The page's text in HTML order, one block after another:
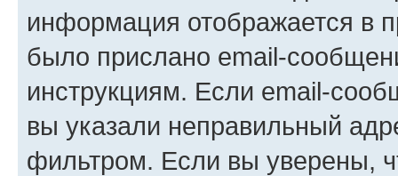
информация отображается в
было прислано email-
инструкциям. Если email-
вы указали неправильный
фильтром. Если вы уверены,